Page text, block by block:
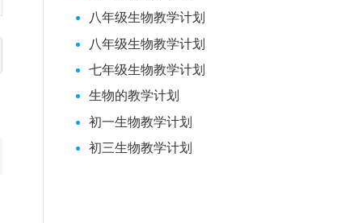
八年级生物教学计划
八年级生物教学计划
七年级生物教学计划
生物的教学计划
初一生物教学计划
初三生物教学计划